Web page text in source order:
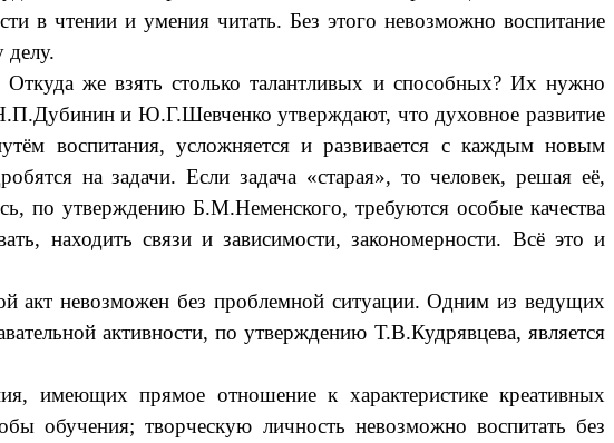
в чтении и умения читать. Без этого невозможно воспитание
делу.
же взять столько талантливых и способных? Их нужно
и Ю.Г.Шевченко утверждают, что духовное развитие
воспитания, усложняется и развивается с каждым новым
на задачи. Если задача «старая», то человек, решая её,
по утверждению Б.М.Неменского, требуются особые качества
находить связи и зависимости, закономерности. Всё это и
акт невозможен без проблемной ситуации. Одним из ведущих
активности, по утверждению Т.В.Кудрявцева, является
имеющих прямое отношение к характеристике креативных
обучения; творческую личность невозможно воспитать без